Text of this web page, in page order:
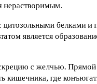
нерастворимым.
белками и
является
с желчью.
кишечника, где